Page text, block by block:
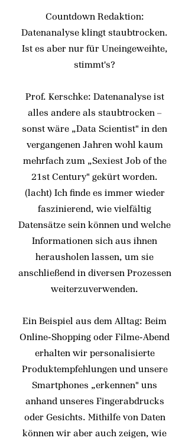
Countdown Redaktion:
Datenanalyse klingt staubtrocken.
Ist es aber nur für Uneingeweihte,
stimmt's?
Prof. Kerschke: Datenanalyse ist
alles andere als staubtrocken –
sonst wäre „Data Scientist" in den
vergangenen Jahren wohl kaum
mehrfach zum „Sexiest Job of the
21st Century" gekürt worden.
(lacht) Ich finde es immer wieder
faszinierend, wie vielfältig
Datensätze sein können und welche
Informationen sich aus ihnen
herausholen lassen, um sie
anschließend in diversen Prozessen
weiterzuverwenden.
Ein Beispiel aus dem Alltag: Beim
Online-Shopping oder Filme-Abend
erhalten wir personalisierte
Produktempfehlungen und unsere
Smartphones „erkennen" uns
anhand unseres Fingerabdrucks
oder Gesichts. Mithilfe von Daten
können wir aber auch zeigen, wie